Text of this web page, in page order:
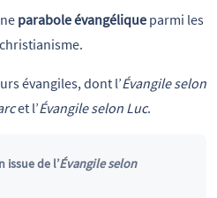
parabole évangélique parmi les
évangiles, dont l’Évangile selon
et l’Évangile selon Luc.
issue de l’Évangile selon